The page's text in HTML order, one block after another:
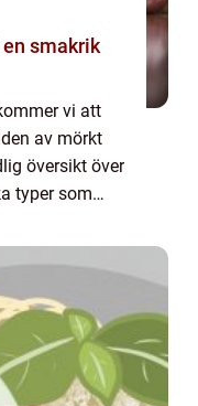
smakrik
vi att
av mörkt
översikt över
typer som
och ...